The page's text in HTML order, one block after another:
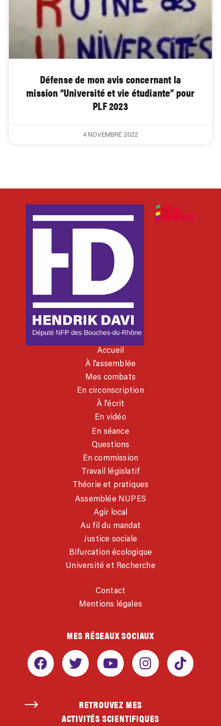
Défense de mon avis concernant la
mission “Université et vie étudiante” pour
PLF 2023
4 NOVEMBRE 2022
Accueil
À l’assemblée
Mes combats
En circonscription
À l’écrit
En vidéo
En séance
Questions
En commission
Travail législatif
Théorie et pratiques
Assemblée NUPES
Agir local
Au fil du mandat
Justice sociale
Bifurcation écologique
Université et Recherche
Contact
Mentions légales
MES RÉSEAUX SOCIAUX
RETROUVEZ MES
ACTIVITÉS SCIENTIFIQUES